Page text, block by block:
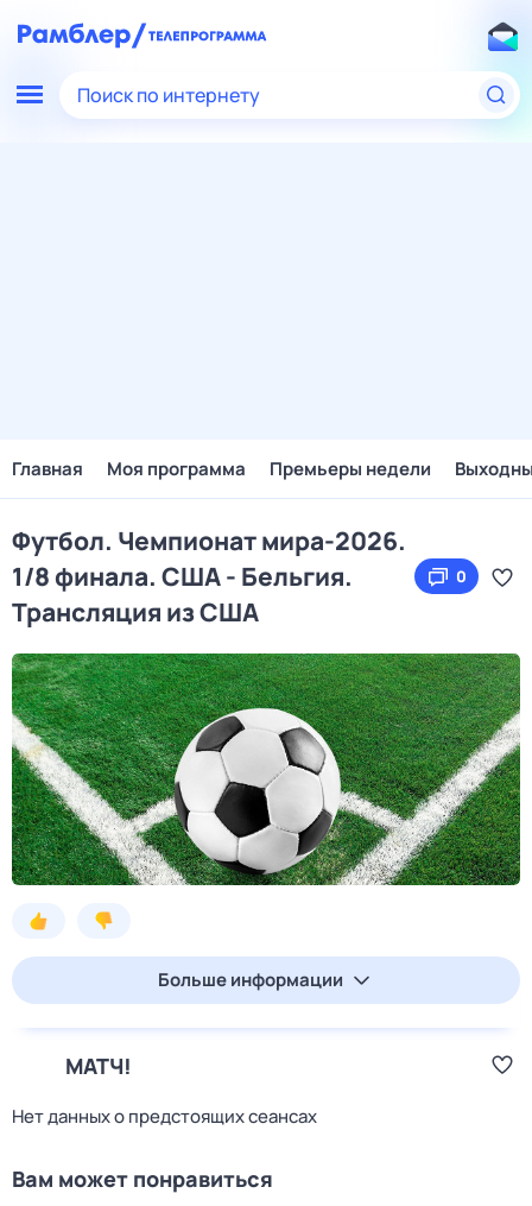
Поиск по интернету
Главная Моя программа Премьеры недели
Футбол. Чемпионат мира-2026.
1/8 финала. США - Бельгия.
Трансляция из США
0
Больше информации
МАТЧ!
Нет данных о предстоящих сеансах
Вам может понравиться